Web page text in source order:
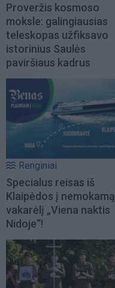
Proveržis kosmoso
moksle: galingiausias
teleskopas užfiksavo
istorinius Saulės
paviršiaus kadrus
Renginiai
Specialus reisas iš
Klaipėdos į nemokamą
vakarėlį „Viena naktis
Nidoje“!